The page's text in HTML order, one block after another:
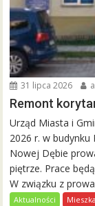
31 lipca 2026
Remont
Urząd Miasta i
2026 r. w budynku
Nowej Dębie
piętrze. Prace
W związku z
Aktualności